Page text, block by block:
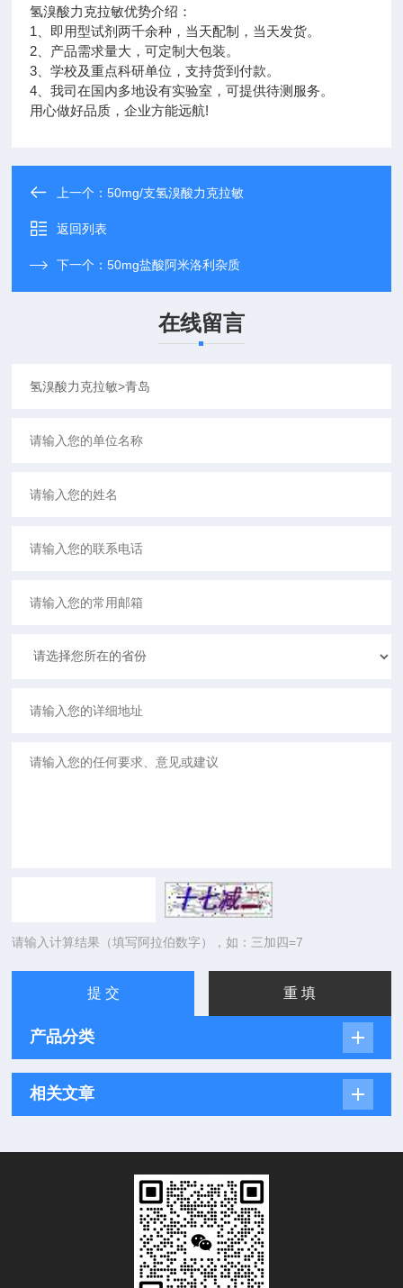
氢溴酸力克拉敏优势介绍：
1、即用型试剂两千余种，当天配制，当天发货。
2、产品需求量大，可定制大包装。
3、学校及重点科研单位，支持货到付款。
4、我司在国内多地设有实验室，可提供待测服务。
用心做好品质，企业方能远航!
上一个：50mg/支氢溴酸力克拉敏
返回列表
下一个：50mg盐酸阿米洛利杂质
在线留言
请输入计算结果（填写阿拉伯数字），如：三加四=7
产品分类
相关文章